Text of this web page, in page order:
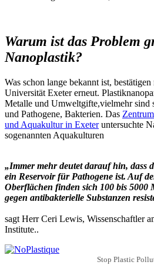
Warum ist das Problem
Nanoplastik?
Was schon lange bekannt ist,
Universität Exeter erneut.
Metalle und Umweltgifte,vielmehr sind
und Pathogene, Bakterien. Das
und Aquakultur in Exeteruntersuchte
sogenannten Aquakulturen
„Immer mehr deutet darauf hin, dass
ein Reservoir für Pathogene ist. Auf
Oberflächen finden sich 100 bis 5000
gegen antibakterielle Substanzen
sagt Herr Ceri Lewis, Wissenschaftler
Institute..
Stop Plastic